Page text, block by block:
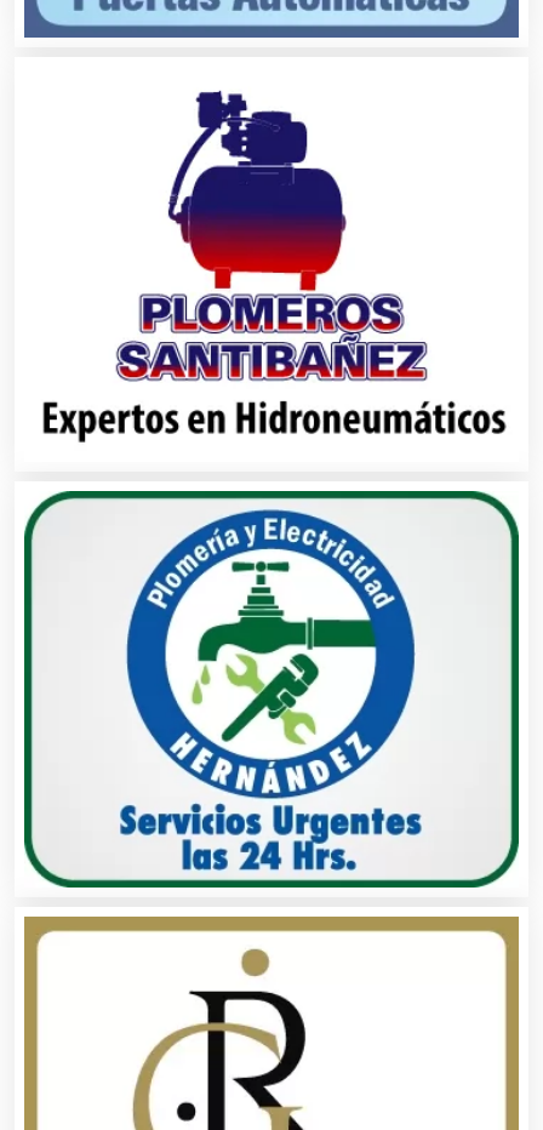
Artículos Publicitarios
Aseguradoras
Asesores Técnicos
Asesoría Fiscal
Asociaciones Civiles
Asociaciones Empresariales
Audio, Sonido e Iluminación
Audios para Eventos
Automatización